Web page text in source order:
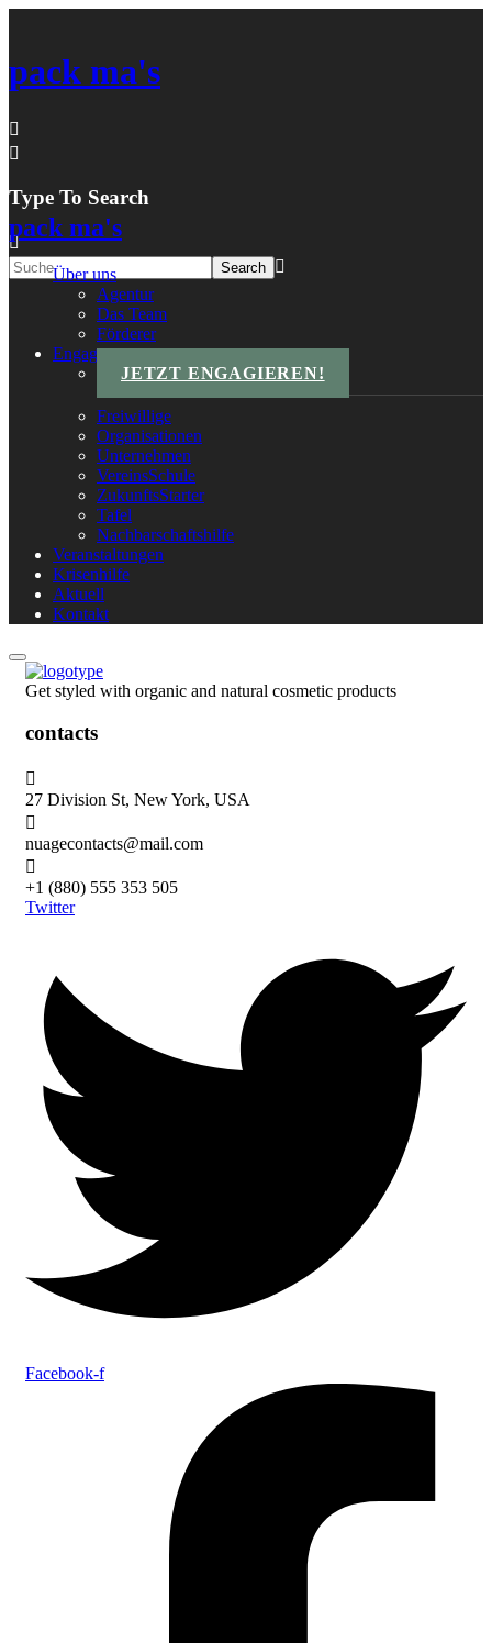
pack ma's
Type To Search
pack ma's
Über uns
Agentur
Das Team
Förderer
Engagements
JETZT ENGAGIEREN!
Freiwillige
Organisationen
Unternehmen
VereinsSchule
ZukunftsStarter
Tafel
Nachbarschaftshilfe
Veranstaltungen
Krisenhilfe
Aktuell
Kontakt
Get styled with organic and natural cosmetic products
contacts
27 Division St, New York, USA
nuagecontacts@mail.com
+1 (880) 555 353 505
Twitter
Facebook-f